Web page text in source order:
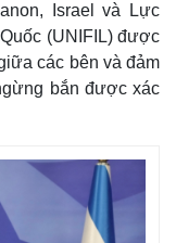
Israel và Lực
(UNIFIL) được
các bên và đảm
bắn được xác